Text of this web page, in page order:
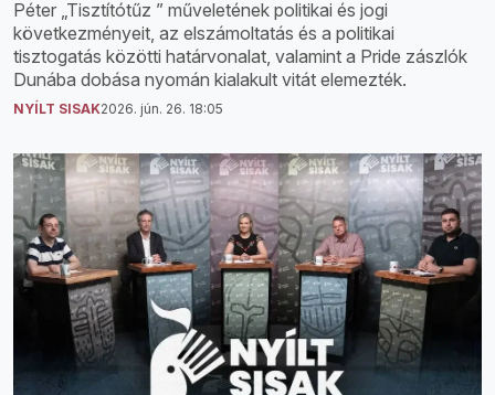
Péter „Tisztítótűz ” műveletének politikai és jogi
következményeit, az elszámoltatás és a politikai
tisztogatás közötti határvonalat, valamint a Pride zászlók
Dunába dobása nyomán kialakult vitát elemezték.
NYÍLT SISAK2026. jún. 26. 18:05